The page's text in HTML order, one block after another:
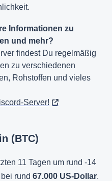
Informationen zu
und mehr?
findest Du regelmäßig
zu verschiedenen
Rohstoffen und vieles
Server!
(BTC)
11 Tagen um rund -14
rund 67.000 US-Dollar.